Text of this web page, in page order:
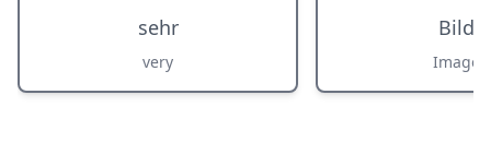
sehr
very
Bild
Image